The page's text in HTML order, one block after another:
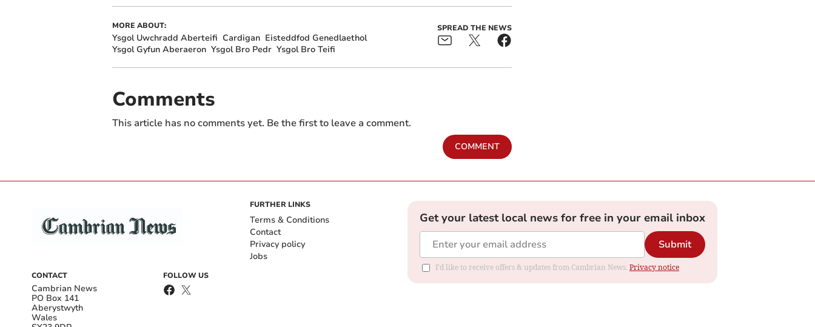
MORE ABOUT:
Ysgol Uwchradd Aberteifi Cardigan Eisteddfod Genedlaethol
Ysgol Gyfun Aberaeron Ysgol Bro Pedr Ysgol Bro Teifi
SPREAD THE NEWS
Comments
This article has no comments yet. Be the first to leave a comment.
COMMENT
CONTACT
Cambrian News
PO Box 141
Aberystwyth
Wales
FOLLOW US
FURTHER LINKS
Terms & Conditions
Contact
Privacy policy
Jobs
Get your latest local news for free in your email inbox
Submit
I'd like to receive offers & updates from Cambrian News. Privacy notice